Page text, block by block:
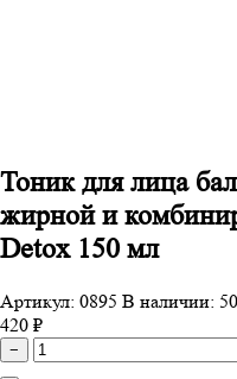
Тоник для лица
жирной и
Detox 150 мл
Артикул: 0895 В наличии:
420 ₽
−